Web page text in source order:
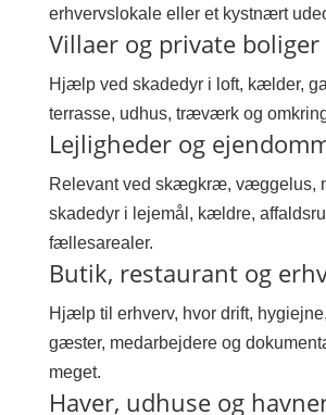
erhvervslokale eller et kystnært
Villaer og private boliger
Hjælp ved skadedyr i loft, kælder,
terrasse, udhus, træværk og
Lejligheder og
Relevant ved skægkræ, væggelus,
skadedyr i lejemål, kældre,
fællesarealer.
Butik, restaurant og
Hjælp til erhverv, hvor drift,
gæster, medarbejdere og
meget.
Haver, udhuse og